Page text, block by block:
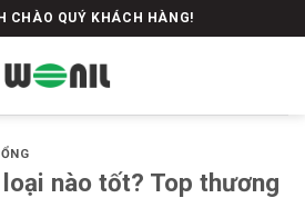
CHÀO QUÝ KHÁCH HÀNG!
nào tốt? Top thương